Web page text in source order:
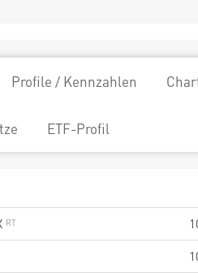
Profile / Kennzahlen
ETF-Profil